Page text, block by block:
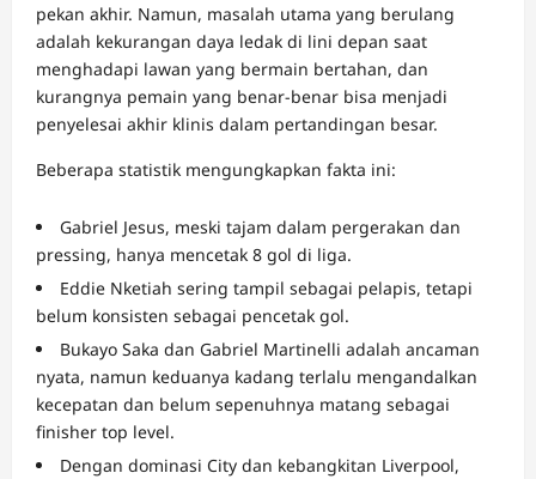
pekan akhir. Namun, masalah utama yang berulang
adalah kekurangan daya ledak di lini depan saat
menghadapi lawan yang bermain bertahan, dan
kurangnya pemain yang benar-benar bisa menjadi
penyelesai akhir klinis dalam pertandingan besar.
Beberapa statistik mengungkapkan fakta ini:
Gabriel Jesus, meski tajam dalam pergerakan dan
pressing, hanya mencetak 8 gol di liga.
Eddie Nketiah sering tampil sebagai pelapis, tetapi
belum konsisten sebagai pencetak gol.
Bukayo Saka dan Gabriel Martinelli adalah ancaman
nyata, namun keduanya kadang terlalu mengandalkan
kecepatan dan belum sepenuhnya matang sebagai
finisher top level.
Dengan dominasi City dan kebangkitan Liverpool,